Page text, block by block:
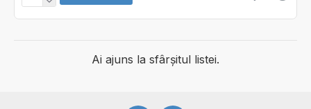
Ai ajuns la sfârșitul listei.